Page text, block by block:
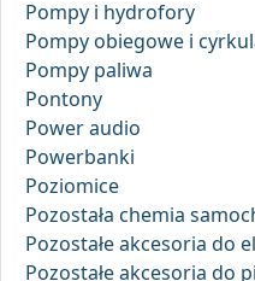
Pompy i hydrofory
Pompy obiegowe i
Pompy paliwa
Pontony
Power audio
Powerbanki
Poziomice
Pozostała chemia
Pozostałe akcesoria do
Pozostałe akcesoria do